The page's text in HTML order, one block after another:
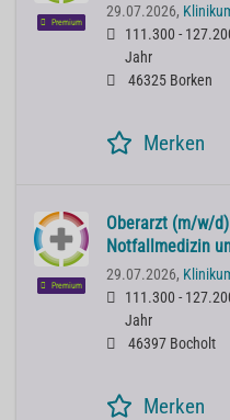
Premium
29.07.2026,
111.300 -
Jahr
46325 Borken
Merken
Premium
Oberarzt (m/w/
Notfallmedizin
29.07.2026,
111.300 -
Jahr
46397 Bocholt
Merken